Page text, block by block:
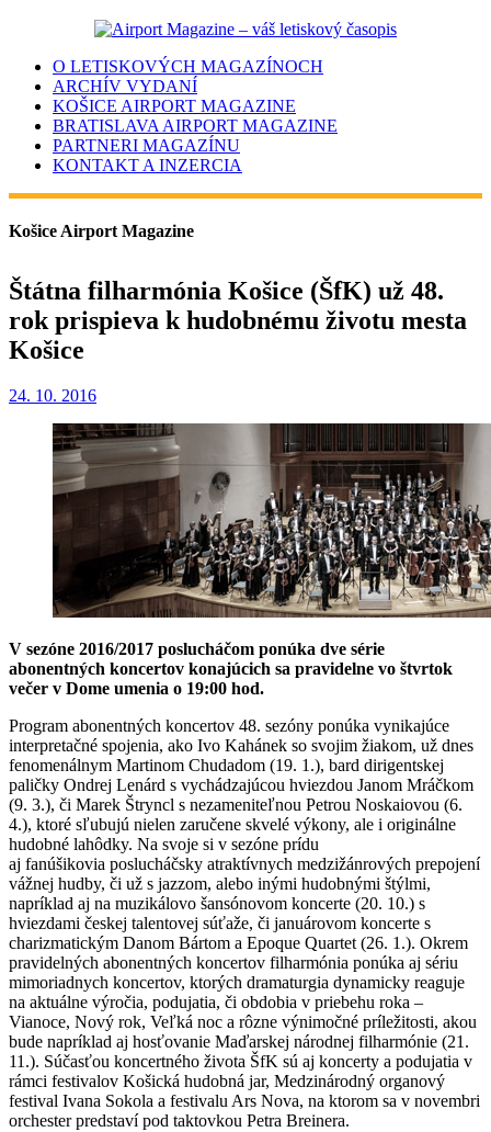
O LETISKOVÝCH MAGAZÍNOCH
ARCHÍV VYDANÍ
KOŠICE AIRPORT MAGAZINE
BRATISLAVA AIRPORT MAGAZINE
PARTNERI MAGAZÍNU
KONTAKT A INZERCIA
Košice Airport Magazine
Štátna filharmónia Košice (ŠfK) už 48.
rok prispieva k hudobnému životu mesta
Košice
24. 10. 2016
V sezóne 2016/2017 poslucháčom ponúka dve série
abonentných koncertov konajúcich sa pravidelne vo štvrtok
večer v Dome umenia o 19:00 hod.
Program abonentných koncertov 48. sezóny ponúka vynikajúce
interpretačné spojenia, ako Ivo Kahánek so svojim žiakom, už dnes
fenomenálnym Martinom Chudadom (19. 1.), bard dirigentskej
paličky Ondrej Lenárd s vychádzajúcou hviezdou Janom Mráčkom
(9. 3.), či Marek Štryncl s nezameniteľnou Petrou Noskaiovou (6.
4.), ktoré sľubujú nielen zaručene skvelé výkony, ale i originálne
hudobné lahôdky. Na svoje si v sezóne prídu
aj fanúšikovia poslucháčsky atraktívnych medzižánrových prepojení
vážnej hudby, či už s jazzom, alebo inými hudobnými štýlmi,
napríklad aj na muzikálovo šansónovom koncerte (20. 10.) s
hviezdami českej talentovej súťaže, či januárovom koncerte s
charizmatickým Danom Bártom a Epoque Quartet (26. 1.). Okrem
pravidelných abonentných koncertov filharmónia ponúka aj sériu
mimoriadnych koncertov, ktorých dramaturgia dynamicky reaguje
na aktuálne výročia, podujatia, či obdobia v priebehu roka –
Vianoce, Nový rok, Veľká noc a rôzne výnimočné príležitosti, akou
bude napríklad aj hosťovanie Maďarskej národnej filharmónie (21.
11.). Súčasťou koncertného života ŠfK sú aj koncerty a podujatia v
rámci festivalov Košická hudobná jar, Medzinárodný organový
festival Ivana Sokola a festivalu Ars Nova, na ktorom sa v novembri
orchester predstaví pod taktovkou Petra Breinera.